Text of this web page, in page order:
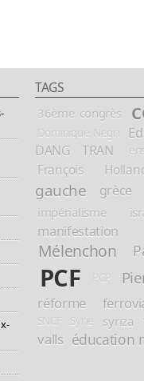
TAGS
36ème congrès
Dominique Negri
DANG TRAN
François
gauche
grèce
impérialisme
manifestation
Mélenchon
PCF PCP
réforme
SNCF Syrie syriza
valls éducation